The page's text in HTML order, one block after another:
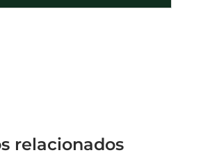
relacionados